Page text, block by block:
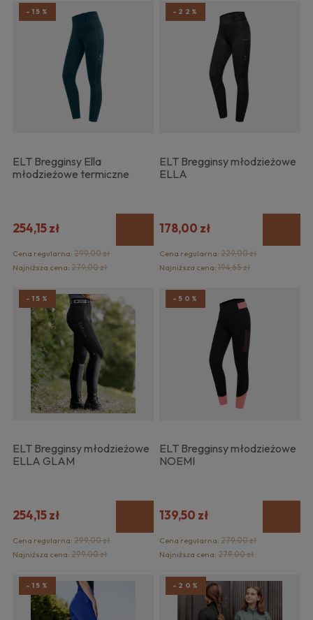
ELT Bregginsy Ella
młodzieżowe termiczne
254,15 zł
Cena regularna: 299,00 zł
Najniższa cena: 279,00 zł
-15%
ELT Bregginsy młodzieżowe
ELLA
178,00 zł
Cena regularna:229,00 zł
Najniższa cena:194,65 zł
-22%
ELT Bregginsy młodzieżowe
ELLA GLAM
254,15 zł
Cena regularna: 299,00 zł
Najniższa cena: 299,00 zł
-15%
ELT Bregginsy młodzieżowe
NOEMI
139,50 zł
Cena regularna:279,00 zł
Najniższa cena:279,00 zł
-50%
-15% -20%